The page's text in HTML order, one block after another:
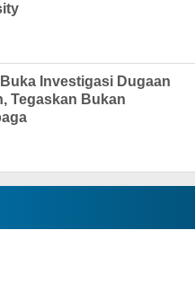
Investigasi Dugaan
Tegaskan Bukan